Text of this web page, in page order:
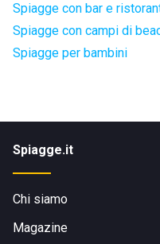
Spiagge con bar e
Spiagge con campi di
Spiagge per bambini
Spiagge.it
Chi siamo
Magazine